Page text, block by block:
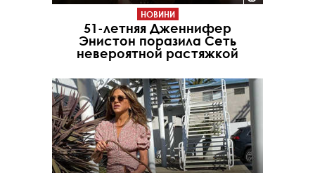
НОВИНИ
51-летняя Дженнифер
Энистон поразила Сеть
невероятной растяжкой